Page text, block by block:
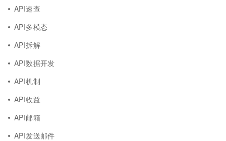
API速查
API多模态
API拆解
API数据开发
API机制
API收益
API邮箱
API发送邮件